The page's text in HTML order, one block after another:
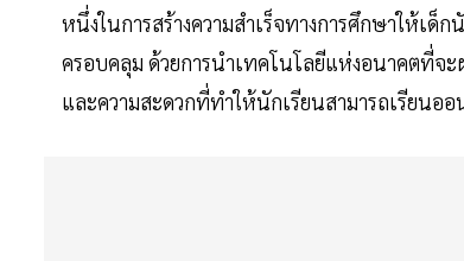
หนึ่งในการสร้างความสำเร็จทางการศึกษาให้เด็
ครอบคลุม ด้วยการนำเทคโนโลยีแห่งอนาคตที่จะ
และความสะดวกที่ทำให้นักเรียนสามารถเรียนอ